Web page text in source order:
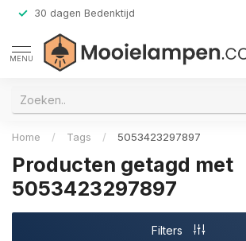
30 dagen Bedenktijd
MENU
Home / Tags / 5053423297897
Producten getagd met
5053423297897
Filters